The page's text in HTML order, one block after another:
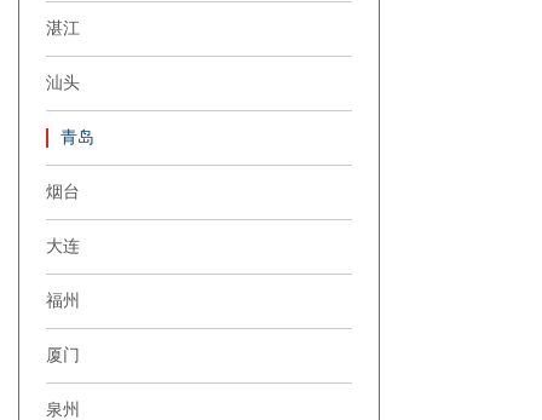
湛江
汕头
青岛
烟台
大连
福州
厦门
泉州